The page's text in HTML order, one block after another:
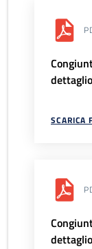
SCARICA